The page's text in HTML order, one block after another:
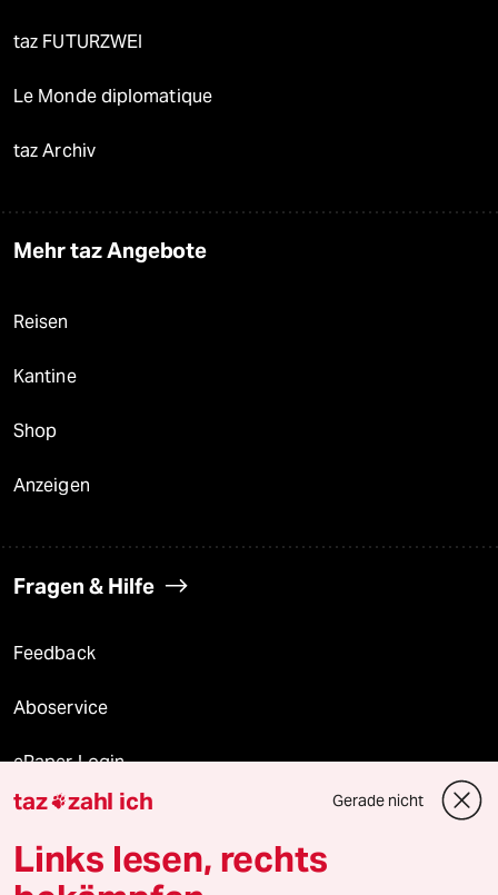
taz FUTURZWEI
Le Monde diplomatique
taz Archiv
Mehr taz Angebote
Reisen
Kantine
Shop
Anzeigen
Fragen & Hilfe
Feedback
Aboservice
ePaper Login
Downloads für Abonnierende
taz zahl ich Gerade nicht
Links lesen, rechts